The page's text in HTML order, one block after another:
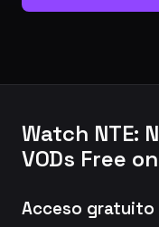
Watch NTE:
VODs Free
Acceso gratuito